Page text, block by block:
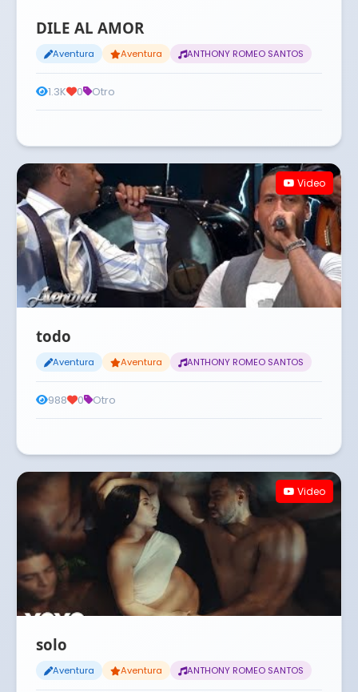
DILE AL AMOR
Aventura Aventura ANTHONY ROMEO SANTOS
1.3K 0 Otro
Video
todo
Aventura Aventura ANTHONY ROMEO SANTOS
988 0 Otro
Video
solo
Aventura Aventura ANTHONY ROMEO SANTOS